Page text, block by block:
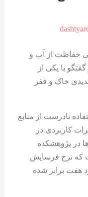
حفاظت از آب و
با یکی از
خاک و فقر
نادرست از منابع
کاربردی در
در پژوهشکده
که نرخ فرسایش
هفت برابر شده